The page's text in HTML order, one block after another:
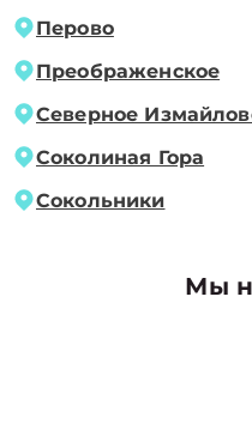
Перово
Преображенское
Северное
Соколиная Гора
Сокольники
Мы